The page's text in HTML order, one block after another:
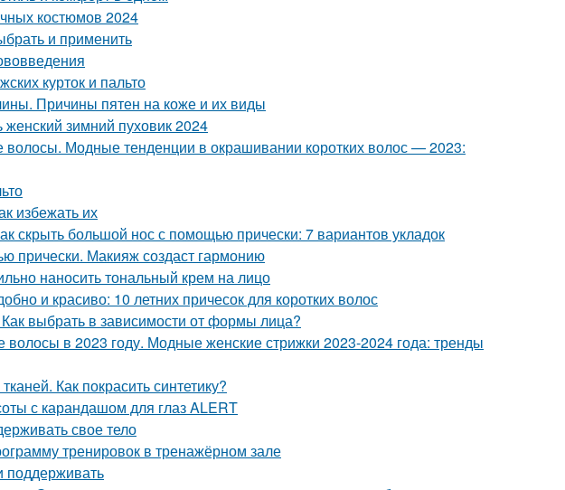
костюмов 2024
и применить
курток и пальто
Причины пятен на коже и их виды
зимний пуховик 2024
Модные тенденции в окрашивании коротких волос — 2023:
избежать их
скрыть большой нос с помощью прически: 7 вариантов укладок
прически. Макияж создаст гармонию
наносить тональный крем на лицо
и красиво: 10 летних причесок для коротких волос
выбрать в зависимости от формы лица?
в 2023 году. Модные женские стрижки 2023-2024 года: тренды
Как покрасить синтетику?
с карандашом для глаз ALERT
свое тело
тренировок в тренажёрном зале
поддерживать